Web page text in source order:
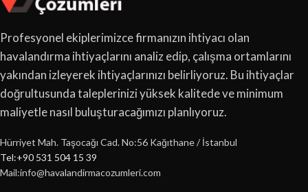
Profesyonel ekiplerimizce firmanızın ihtiyacı olan
havalandırma ihtiyaçlarını analiz edip, çalışma ortamlarını
yakından izleyerek ihtiyaçlarınızı belirliyoruz. Bu ihtiyaçlar
doğrultusunda taleplerinizi yüksek kalitede ve minimum
maliyetle nasıl buluşturacağımızı planlıyoruz.
Hürriyet Mah. Taşocağı Cad. No:56 Kağıthane / İstanbul
Tel:+90 531 504 15 39
Mail:info@havalandirmacozumleri.com